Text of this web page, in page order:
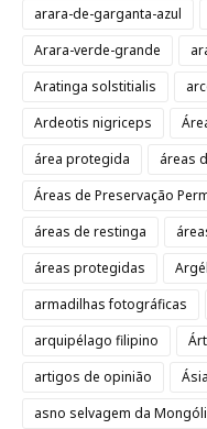
arara-de-garganta-azul
Arara-verde-grande
Aratinga solstitialis
Ardeotis nigriceps
área protegida
áreas
Áreas de Preservação
áreas de restinga
áreas protegidas
armadilhas fotográficas
arquipélago filipino
artigos de opinião
asno selvagem da